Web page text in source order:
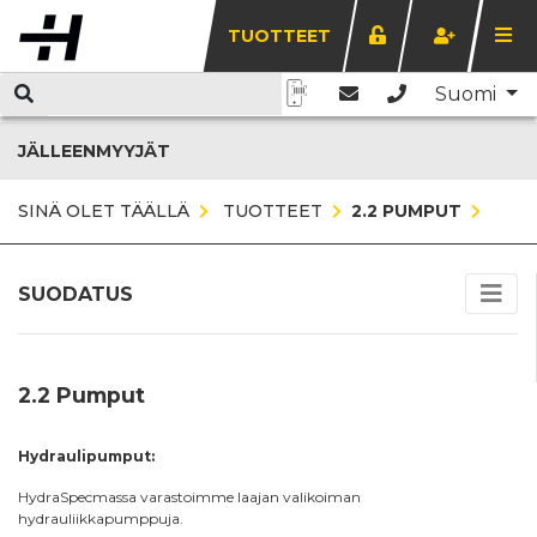
TUOTTEET
Suomi
JÄLLEENMYYJÄT
SINÄ OLET TÄÄLLÄ TUOTTEET 2.2 PUMPUT
SUODATUS
2.2 Pumput
Hydraulipumput:
HydraSpecmassa varastoimme laajan valikoiman
hydrauliikkapumppuja.